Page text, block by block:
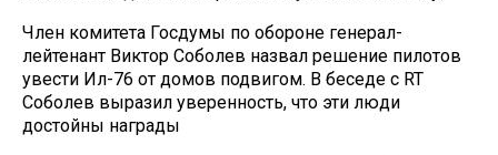
Член комитета Госдумы по обороне генерал-
лейтенант Виктор Соболев назвал решение пилотов
увести Ил-76 от домов подвигом. В беседе с RT
Соболев выразил уверенность, что эти люди
достойны награды